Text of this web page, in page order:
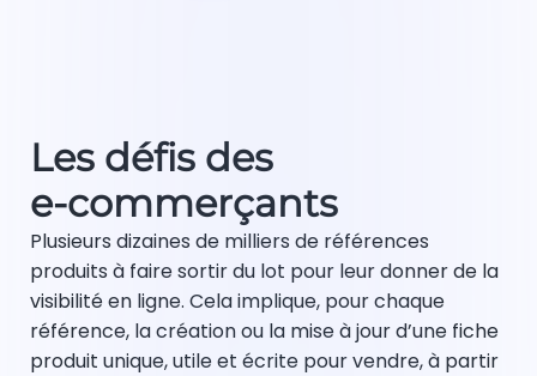
Les défis des
e-commerçants
Plusieurs dizaines de milliers de références
produits à faire sortir du lot pour leur donner de la
visibilité en ligne. Cela implique, pour chaque
référence, la création ou la mise à jour d’une fiche
produit unique, utile et écrite pour vendre, à partir